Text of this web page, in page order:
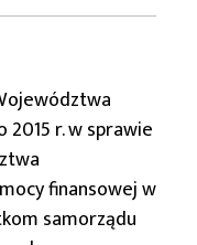
r. w sprawie
finansowej w
samorządu